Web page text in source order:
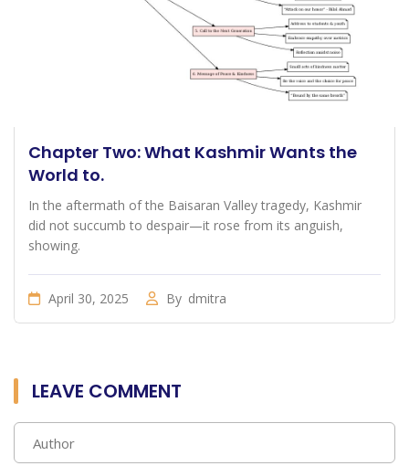
Chapter Two: What Kashmir Wants the
World to.
In the aftermath of the Baisaran Valley tragedy, Kashmir
did not succumb to despair—it rose from its anguish,
showing.
April 30, 2025 By dmitra
LEAVE COMMENT